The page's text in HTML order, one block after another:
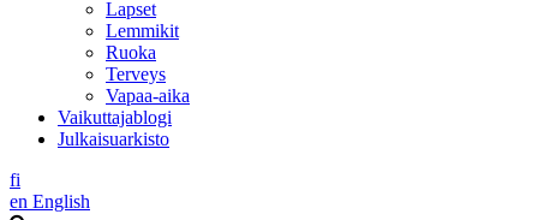
Lapset
Lemmikit
Ruoka
Terveys
Vapaa-aika
Vaikuttajablogi
Julkaisuarkisto
fi
en English